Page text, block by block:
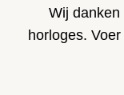
Wij
horloges.